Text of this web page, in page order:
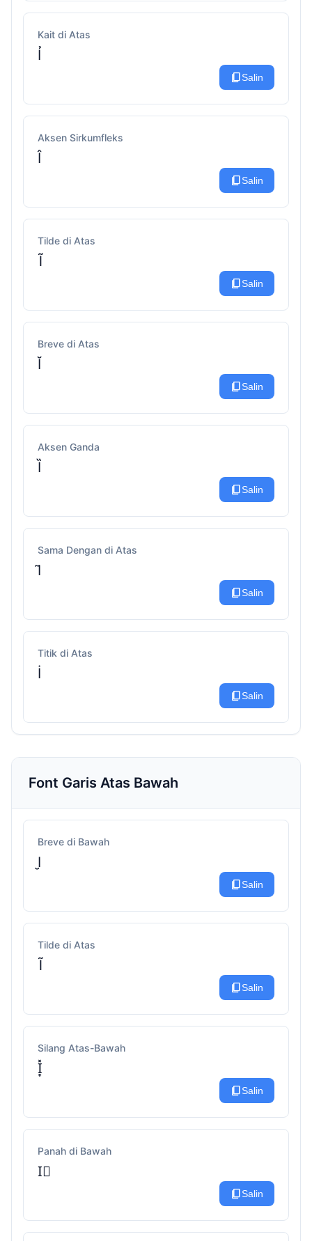
Kait di Atas
Ỉ
content_copySalin
Aksen Sirkumfleks
Î
content_copySalin
Tilde di Atas
Ĩ
content_copySalin
Breve di Atas
Ĭ
content_copySalin
Aksen Ganda
Ȉ
content_copySalin
Sama Dengan di Atas
I͂
content_copySalin
Titik di Atas
İ
content_copySalin
Font Garis Atas Bawah
Breve di Bawah
I̮
content_copySalin
Tilde di Atas
Ĩ
content_copySalin
Silang Atas-Bawah
I̟̽
content_copySalin
Panah di Bawah
I⃗
content_copySalin